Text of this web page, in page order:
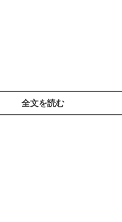
全文を読む